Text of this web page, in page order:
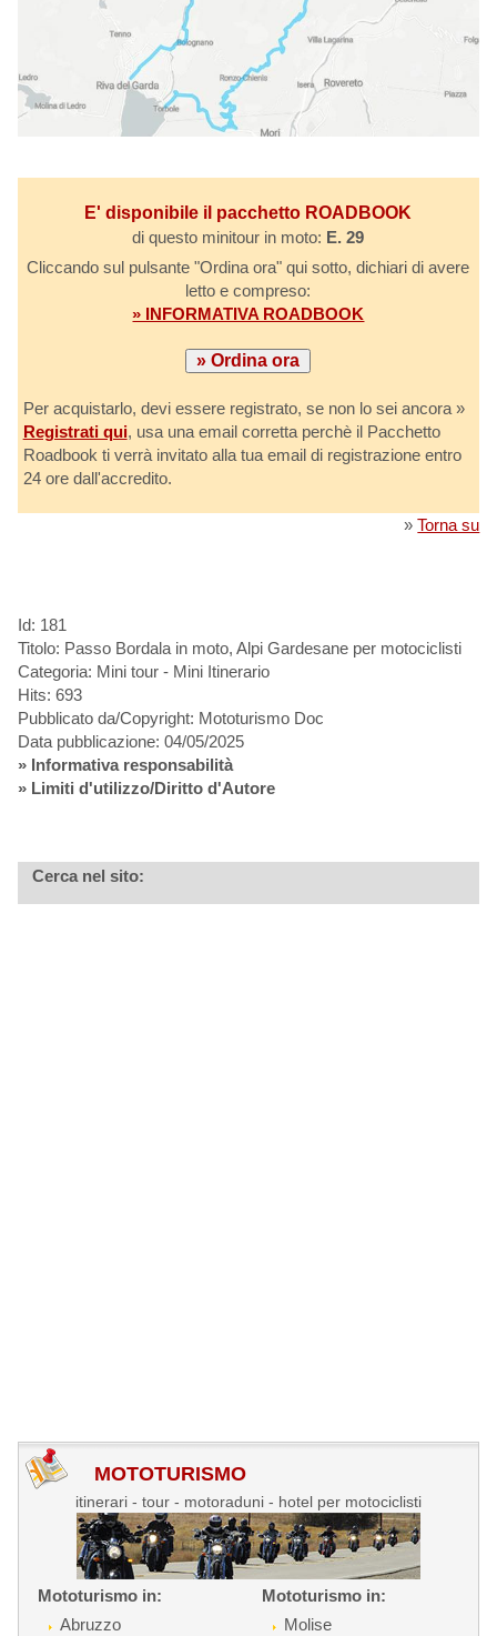
E' disponibile il pacchetto ROADBOOK
di questo minitour in moto: E. 29
Cliccando sul pulsante "Ordina ora" qui sotto, dichiari di avere
letto e compreso:
» INFORMATIVA ROADBOOK
Per acquistarlo, devi essere registrato, se non lo sei ancora »
Registrati qui, usa una email corretta perchè il Pacchetto
Roadbook ti verrà invitato alla tua email di registrazione entro
24 ore dall'accredito.
»Torna su
Id: 181
Titolo: Passo Bordala in moto, Alpi Gardesane per motociclisti
Categoria: Mini tour - Mini Itinerario
Hits: 693
Pubblicato da/Copyright: Mototurismo Doc
Data pubblicazione: 04/05/2025
» Informativa responsabilità
» Limiti d'utilizzo/Diritto d'Autore
Cerca nel sito:
MOTOTURISMO
itinerari - tour - motoraduni - hotel per motociclisti
Mototurismo in:
Abruzzo
Mototurismo in:
Molise